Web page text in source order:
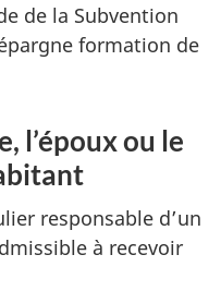
de la Subvention
formation de
l’époux ou le
responsable d’un
à recevoir